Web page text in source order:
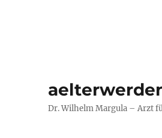
Dr. Wilhelm Margula – Arzt